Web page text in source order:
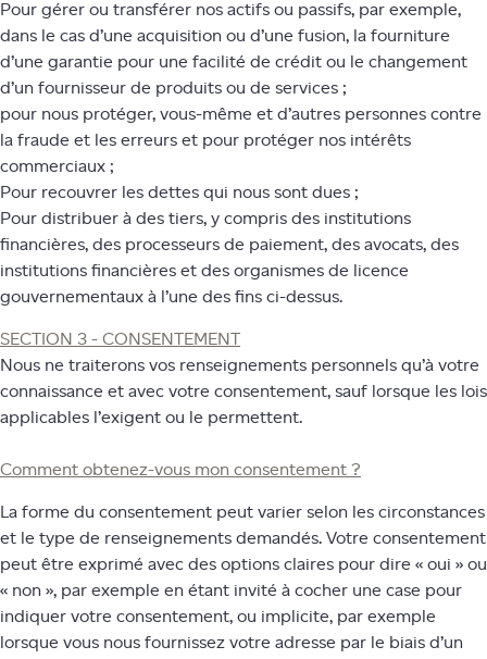
Pour gérer ou transférer nos actifs ou passifs, par exemple,
dans le cas d’une acquisition ou d’une fusion, la fourniture
d’une garantie pour une facilité de crédit ou le changement
d’un fournisseur de produits ou de services ;
pour nous protéger, vous-même et d’autres personnes contre
la fraude et les erreurs et pour protéger nos intérêts
commerciaux ;
Pour recouvrer les dettes qui nous sont dues ;
Pour distribuer à des tiers, y compris des institutions
financières, des processeurs de paiement, des avocats, des
institutions financières et des organismes de licence
gouvernementaux à l’une des fins ci-dessus.
SECTION 3 - CONSENTEMENT
Nous ne traiterons vos renseignements personnels qu’à votre
connaissance et avec votre consentement, sauf lorsque les lois
applicables l’exigent ou le permettent.
Comment obtenez-vous mon consentement ?
La forme du consentement peut varier selon les circonstances
et le type de renseignements demandés. Votre consentement
peut être exprimé avec des options claires pour dire « oui » ou
« non », par exemple en étant invité à cocher une case pour
indiquer votre consentement, ou implicite, par exemple
lorsque vous nous fournissez votre adresse par le biais d’un